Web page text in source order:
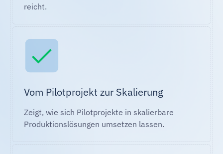
reicht.
Vom Pilotprojekt zur Skalierung
Zeigt, wie sich Pilotprojekte in skalierbare
Produktionslösungen umsetzen lassen.